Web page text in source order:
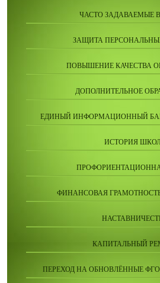
ЧАСТО ЗАДАВАЕМЫЕ
ЗАЩИТА
ПОВЫШЕНИЕ КАЧЕСТВА
ДОПОЛНИТЕЛЬНОЕ
ЕДИНЫЙ ИНФОРМАЦИОННЫЙ
ИСТОРИЯ
ФИНАНСОВАЯ
КАПИТАЛЬНЫЙ
ПЕРЕХОД НА ОБНОВЛЁННЫЕ